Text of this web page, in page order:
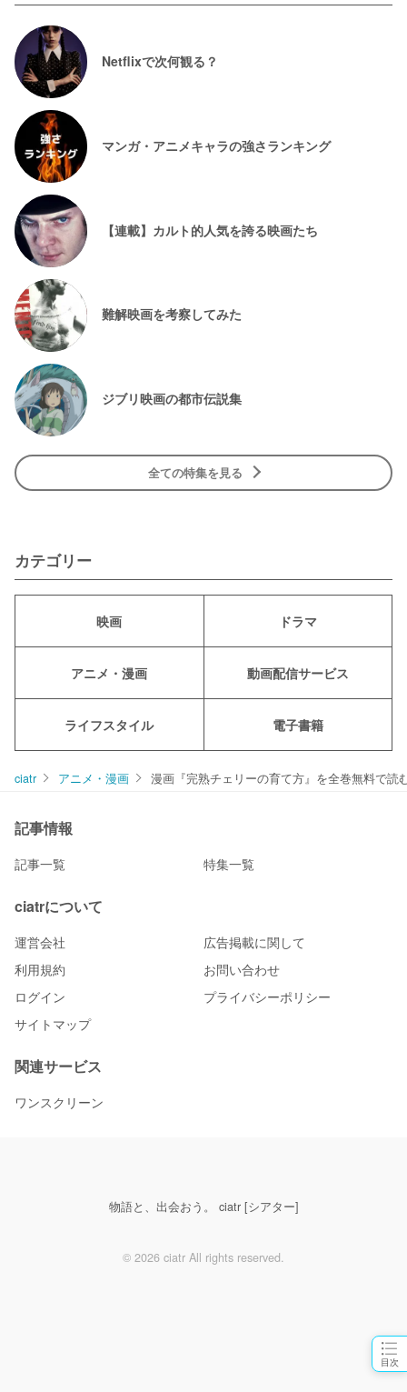
目次
Netflixで次何観る？
マンガ・アニメキャラの強さランキング
【連載】カルト的人気を誇る映画たち
難解映画を考察してみた
ジブリ映画の都市伝説集
全ての特集を見る
カテゴリー
映画 ドラマ
アニメ・漫画 動画配信サービス
ライフスタイル 電子書籍
ciatr アニメ・漫画 漫画『完熟チェリーの育て方』を全巻無料で読
記事情報
記事一覧 特集一覧
ciatrについて
運営会社
広告掲載に関して
利用規約
お問い合わせ
ログイン
プライバシーポリシー
サイトマップ
関連サービス
ワンスクリーン
物語と、出会おう。 ciatr [シアター]
© 2026 ciatr All rights reserved.